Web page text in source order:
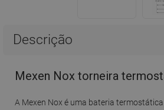
Descrição
Mexen Nox torneira
A Mexen Nox é uma bateria